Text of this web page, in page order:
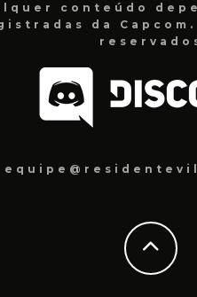
conteúdo
da